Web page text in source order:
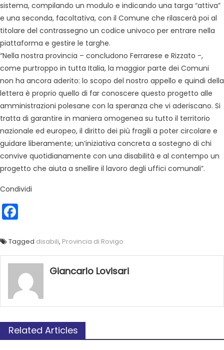
sistema, compilando un modulo e indicando una targa “attiva”
e una seconda, facoltativa, con il Comune che rilascerà poi al
titolare del contrassegno un codice univoco per entrare nella
piattaforma e gestire le targhe.
“Nella nostra provincia – concludono Ferrarese e Rizzato -,
come purtroppo in tutta Italia, la maggior parte dei Comuni
non ha ancora aderito: lo scopo del nostro appello e quindi della
lettera è proprio quello di far conoscere questo progetto alle
amministrazioni polesane con la speranza che vi aderiscano. Si
tratta di garantire in maniera omogenea su tutto il territorio
nazionale ed europeo, il diritto dei più fragili a poter circolare e
guidare liberamente; un’iniziativa concreta a sostegno di chi
convive quotidianamente con una disabilità e al contempo un
progetto che aiuta a snellire il lavoro degli uffici comunali”.
Condividi
Tagged disabili, Provincia di Rovigo
Giancarlo Lovisari
Related Articles